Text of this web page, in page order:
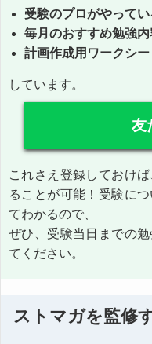
受験のプロがやって
毎月のおすすめ勉強
計画作成用ワークシ
しています。
友
これさえ登録しておけ
ることが可能！受験に
てわかるので、
ぜひ、受験当日までの
てください。
ストマガを監修